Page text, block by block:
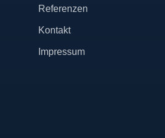
Referenzen
Kontakt
Impressum